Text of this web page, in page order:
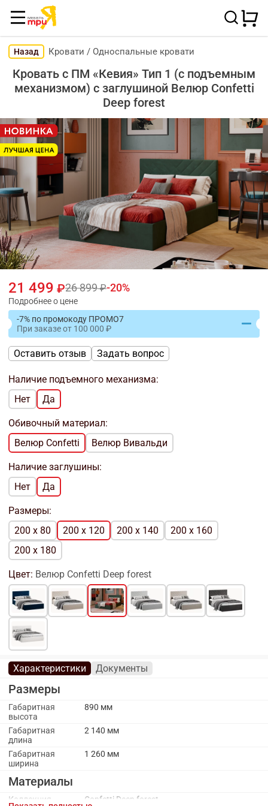
Назад Кровати / Односпальные кровати
Кровать с ПМ «Кевия» Тип 1 (с подъемным
механизмом) с заглушиной Велюр Confetti
Deep forest
21 499 26 899 20
Подробнее о цене
-7% по промокоду ПРОМО7
При заказеот 100 000
Оставить отзыв Задать вопрос
Наличие подъемного механизма:
Нет
Да
Обивочный материал:
Велюр Confetti
Велюр Вивальди
Наличие заглушины:
Нет
Да
Размеры:
200 x 80
200 x 120 200 x 160
200 x 140
200 x 180
Цвет: Велюр Confetti Deep forest
Характеристики Документы
Размеры
Габаритная
высота
890 мм
Габаритная
длина
2 140 мм
Габаритная
ширина
1 260 мм
Материалы
Коллекция
Confetti Deep forest